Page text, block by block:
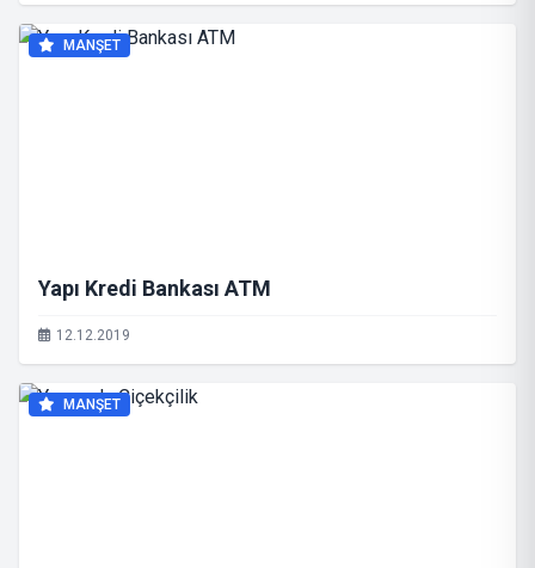
MANŞET
Yapı Kredi Bankası ATM
12.12.2019
MANŞET